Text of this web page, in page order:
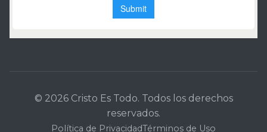
© 2026 Cristo Es Todo. Todos los derechos
reservados.
Política de PrivacidadTérminos de Uso